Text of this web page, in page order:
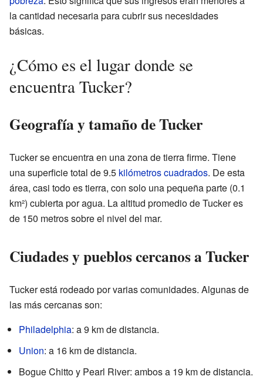
la cantidad necesaria para cubrir sus necesidades
básicas.
¿Cómo es el lugar donde se
encuentra Tucker?
Geografía y tamaño de Tucker
Tucker se encuentra en una zona de tierra firme. Tiene
una superficie total de 9.5 kilómetros cuadrados. De esta
área, casi todo es tierra, con solo una pequeña parte (0.1
km²) cubierta por agua. La altitud promedio de Tucker es
de 150 metros sobre el nivel del mar.
Ciudades y pueblos cercanos a Tucker
Tucker está rodeado por varias comunidades. Algunas de
las más cercanas son:
Philadelphia: a 9 km de distancia.
Union: a 16 km de distancia.
Bogue Chitto y Pearl River: ambos a 19 km de distancia.